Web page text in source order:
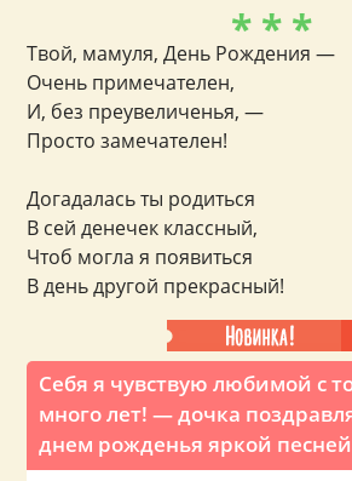
Себя я чувствую любимой с
много лет! — дочка
днем рожденья яркой песней
* * *
Твой, мамуля, День Рождения —
Очень примечателен,
И, без преувеличенья, —
Просто замечателен!
Догадалась ты родиться
В сей денечек классный,
Чтоб могла я появиться
В день другой прекрасный!